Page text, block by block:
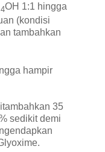
4OH 1:1 hingga
(kondisi
tambahkan
hampir
35
sedikit demi